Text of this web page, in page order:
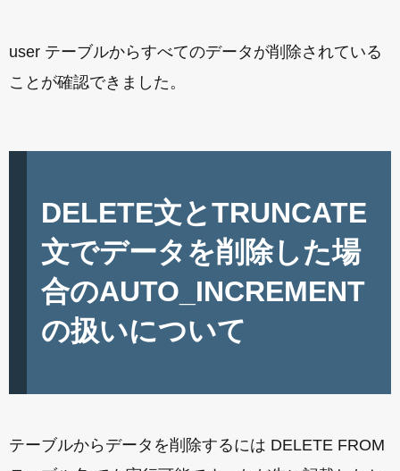
user テーブルからすべてのデータが削除されている
ことが確認できました。
DELETE文とTRUNCATE
文でデータを削除した場
合のAUTO_INCREMENT
の扱いについて
テーブルからデータを削除するには DELETE FROM